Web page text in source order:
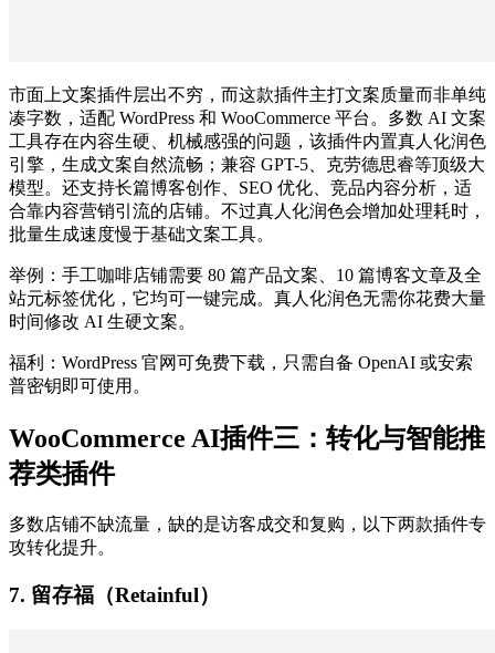
市面上文案插件层出不穷，而这款插件主打文案质量而非单纯
凑字数，适配 WordPress 和 WooCommerce 平台。多数 AI 文案
工具存在内容生硬、机械感强的问题，该插件内置真人化润色
引擎，生成文案自然流畅；兼容 GPT-5、克劳德思睿等顶级大
模型。还支持长篇博客创作、SEO 优化、竞品内容分析，适
合靠内容营销引流的店铺。不过真人化润色会增加处理耗时，
批量生成速度慢于基础文案工具。
举例：手工咖啡店铺需要 80 篇产品文案、10 篇博客文章及全
站元标签优化，它均可一键完成。真人化润色无需你花费大量
时间修改 AI 生硬文案。
福利：WordPress 官网可免费下载，只需自备 OpenAI 或安索
普密钥即可使用。
WooCommerce AI插件三：转化与智能推
荐类插件
多数店铺不缺流量，缺的是访客成交和复购，以下两款插件专
攻转化提升。
7. 留存福（Retainful）